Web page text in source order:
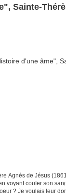
Sainte-
Agnès de Jésus
voyant couIer son
? Je voulais leur